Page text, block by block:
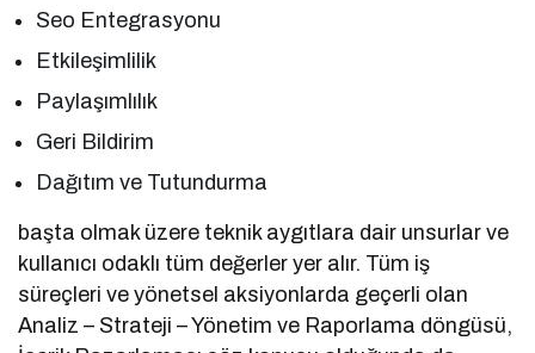
Seo Entegrasyonu
Etkileşimlilik
Paylaşımlılık
Geri Bildirim
Dağıtım ve Tutundurma
başta olmak üzere teknik aygıtlara dair unsurlar ve
kullanıcı odaklı tüm değerler yer alır. Tüm iş
süreçleri ve yönetsel aksiyonlarda geçerli olan
Analiz – Strateji – Yönetim ve Raporlama döngüsü,